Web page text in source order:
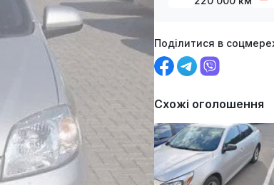
Поділитися в
Схожі оголошення